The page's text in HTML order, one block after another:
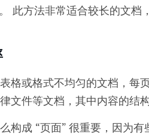
此方法非常适合较长的文
格或格式不均匀的文档，每
文件等文档，其中内容的结
构成 “页面” 很重要，因为